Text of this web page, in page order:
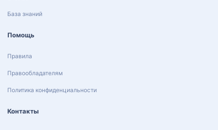
База знаний
Помощь
Правила
Правообладателям
Политика конфиденциальности
Контакты